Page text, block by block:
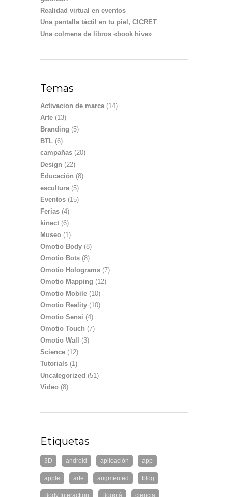
Realidad virtual en eventos
Una pantalla táctil en tu piel, CICRET
Una colmena de libros «book hive»
Temas
Activacion de marca(14)
Arte (13)
Branding (5)
BTL (6)
campañas (20)
Design (22)
Educación (8)
escultura(5)
Eventos (15)
Ferias (4)
kinect (6)
Museo (1)
Omotio Body (8)
Omotio Bots (8)
Omotio Holograms (7)
Omotio Mapping (12)
Omotio Mobile (10)
Omotio Reality (10)
Omotio Sensi (4)
Omotio Touch (7)
Omotio Wall
(3)
Science (12)
Tutorials (1)
Uncategorized (51)
Video (8)
Etiquetas
3D android aplicación app
apple arte augmented blog
Body Interaction Bogotá ciencia